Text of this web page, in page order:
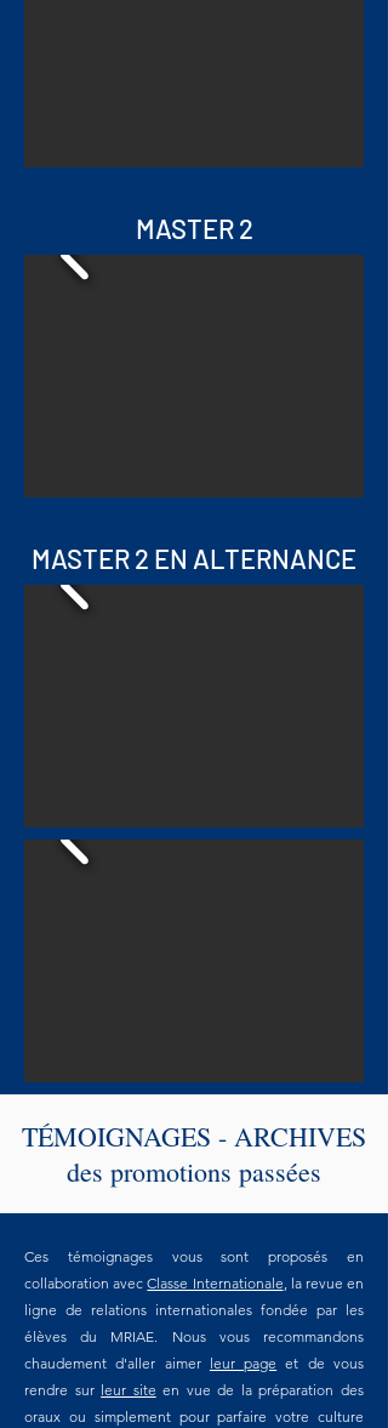
MASTER 2
MASTER 2 EN ALTERNANCE
TÉMOIGNAGES - ARCHIVES
des promotions passées
Ces témoignages vous sont proposés en
collaboration avecClasse Internationale, la revue en
ligne de relations internationales fondée par les
élèves du MRIAE. Nous vous recommandons
chaudement d'aller aimer leur page et de vous
rendre sur leur site en vue de la préparation des
oraux ou simplement pour parfaire votre culture